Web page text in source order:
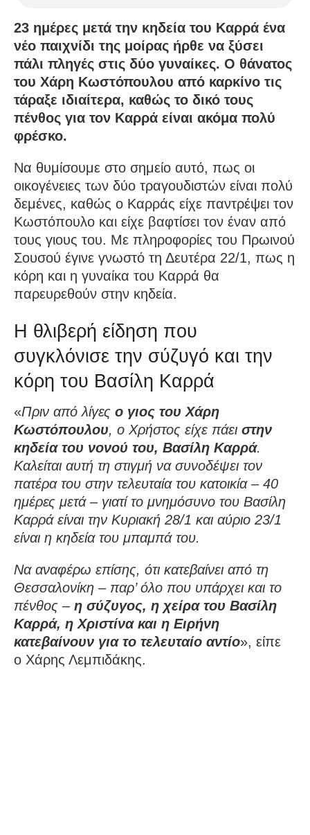
23 ημέρες μετά την κηδεία του Καρρά ένα
νέο παιχνίδι της μοίρας ήρθε να ξύσει
πάλι πληγές στις δύο γυναίκες. Ο θάνατος
του Χάρη Κωστόπουλου από καρκίνο τις
τάραξε ιδιαίτερα, καθώς το δικό τους
πένθος για τον Καρρά είναι ακόμα πολύ
φρέσκο.
Να θυμίσουμε στο σημείο αυτό, πως οι
οικογένειες των δύο τραγουδιστών είναι πολύ
δεμένες, καθώς ο Καρράς είχε παντρέψει τον
Κωστόπουλο και είχε βαφτίσει τον έναν από
τους γιους του. Με πληροφορίες του Πρωινού
Σουσού έγινε γνωστό τη Δευτέρα 22/1, πως η
κόρη και η γυναίκα του Καρρά θα
παρευρεθούν στην κηδεία.
Η θλιβερή είδηση που
συγκλόνισε την σύζυγό και την
κόρη του Βασίλη Καρρά
«Πριν από λίγες ο γιος του Χάρη
Κωστόπουλου, ο Χρήστος είχε πάει στην
κηδεία του νονού του, Βασίλη Καρρά.
Καλείται αυτή τη στιγμή να συνοδέψει τον
πατέρα του στην τελευταία του κατοικία – 40
ημέρες μετά – γιατί το μνημόσυνο του Βασίλη
Καρρά είναι την Κυριακή 28/1 και αύριο 23/1
είναι η κηδεία του μπαμπά του.
Να αναφέρω επίσης, ότι κατεβαίνει από τη
Θεσσαλονίκη – παρ’ όλο που υπάρχει και το
πένθος – η σύζυγος, η χείρα του Βασίλη
Καρρά, η Χριστίνα και η Ειρήνη
κατεβαίνουν για το τελευταίο αντίο», είπε
ο Χάρης Λεμπιδάκης.